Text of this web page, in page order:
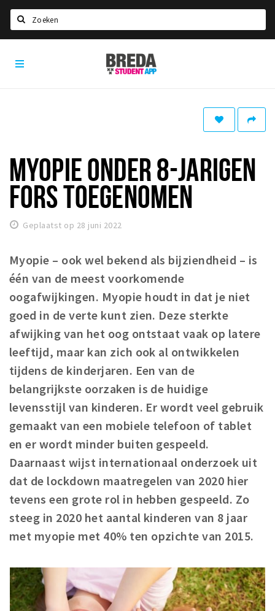
HOME
Studentenverenigingen
Studentenraad
Studentenroutes
New in town? Check FAQ!
WONEN
Woonruimte
Inschrijven gemeente
Zorgverzekering
Huisarts en eerste hulp
Q&A
KORTING
Breda Student Shop
Draai aan het rad!
VRIJE TIJD
Sport
Nieuws
Agenda
Bezienswaardigheden
Uitjes & activiteiten
Studentenroutes
Breda
Student
MYOPIE ONDER 8-JARIGEN
FORS TOEGENOMEN
Geplaatst op 28 juni 2022
Myopie – ook wel bekend als bijziendheid – is
één van de meest voorkomende
oogafwijkingen. Myopie houdt in dat je niet
goed in de verte kunt zien. Deze sterkte
afwijking van het oog ontstaat vaak op latere
leeftijd, maar kan zich ook al ontwikkelen
tijdens de kinderjaren. Een van de
belangrijkste oorzaken is de huidige
levensstijl van kinderen. Er wordt veel gebruik
gemaakt van een mobiele telefoon of tablet
en er wordt minder buiten gespeeld.
Daarnaast wijst internationaal onderzoek uit
dat de lockdown maatregelen van 2020 hier
tevens een grote rol in hebben gespeeld. Zo
steeg in 2020 het aantal kinderen van 8 jaar
met myopie met 40% ten opzichte van 2015.